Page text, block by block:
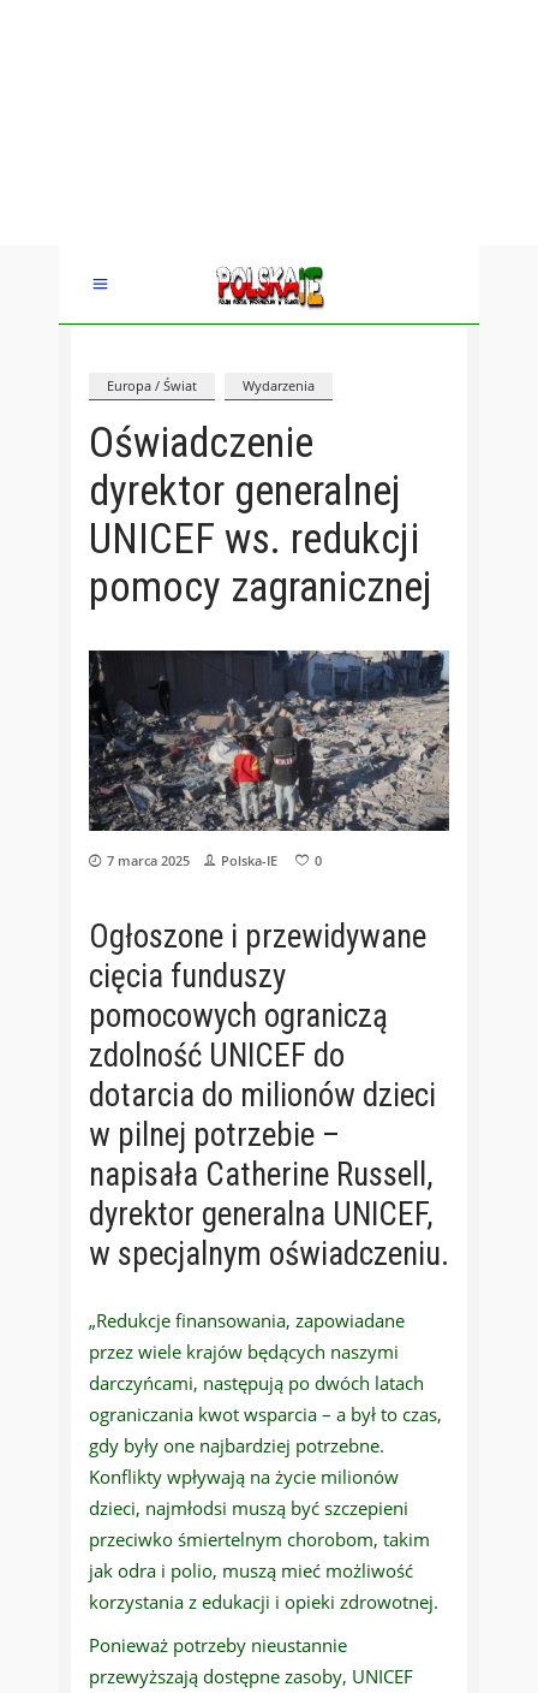
Europa / Świat Wydarzenia
Oświadczenie
dyrektor generalnej
UNICEF ws. redukcji
pomocy zagranicznej
7 marca 2025 Polska-IE 0
Ogłoszone i przewidywane
cięcia funduszy
pomocowych ograniczą
zdolność UNICEF do
dotarcia do milionów dzieci
w pilnej potrzebie –
napisała Catherine Russell,
dyrektor generalna UNICEF,
w specjalnym oświadczeniu.
„Redukcje finansowania, zapowiadane
przez wiele krajów będących naszymi
darczyńcami, następują po dwóch latach
ograniczania kwot wsparcia – a był to czas,
gdy były one najbardziej potrzebne.
Konflikty wpływają na życie milionów
dzieci, najmłodsi muszą być szczepieni
przeciwko śmiertelnym chorobom, takim
jak odra i polio, muszą mieć możliwość
korzystania z edukacji i opieki zdrowotnej.
Ponieważ potrzeby nieustannie
przewyższają dostępne zasoby, UNICEF